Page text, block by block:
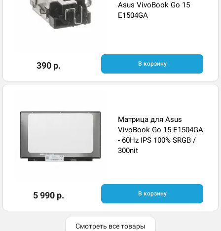
Asus VivoBook Go 15
E1504GA
390 р. В корзину
Матрица для Asus
VivoBook Go 15 E1504GA
- 60Hz IPS 100% SRGB /
300nit
5 990 р. В корзину
Смотреть все товары